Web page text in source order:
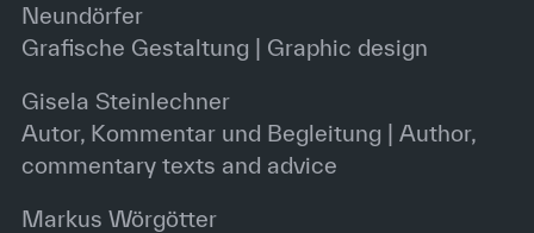
Neundörfer
Grafische Gestaltung | Graphic design
Gisela Steinlechner
Autor, Kommentar und Begleitung | Author,
commentary texts and advice
Markus Wörgötter